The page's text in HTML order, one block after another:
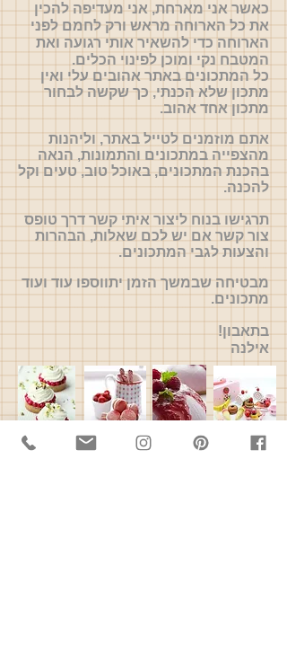
כאשר אני מארחת, אני מעדיפה להכין
את כל הארוחה מראש ורק לחמם לפני
הארוחה כדי להשאיר אותי רגועה ואת
המטבח נקי ומוכן לפינוי הכלים.
כל המתכונים באתר אהובים עלי ואין
מתכון שלא הכנתי, כך שקשה לבחור
מתכון אחד אהוב.
אתם מוזמנים לטייל באתר, וליהנות
מהצפייה במתכונים והתמונות, הנאה
בהכנת המתכונים, באוכל טוב, טעים וקל
להכנה.
תרגישו בנוח ליצור איתי קשר דרך טופס
צור קשר אם יש לכם שאלות, הבהרות
והצעות לגבי המתכונים.
מבטיחה שבמשך הזמן יתווספו עוד ועוד
מתכונים.
בתאבון!
אילנה